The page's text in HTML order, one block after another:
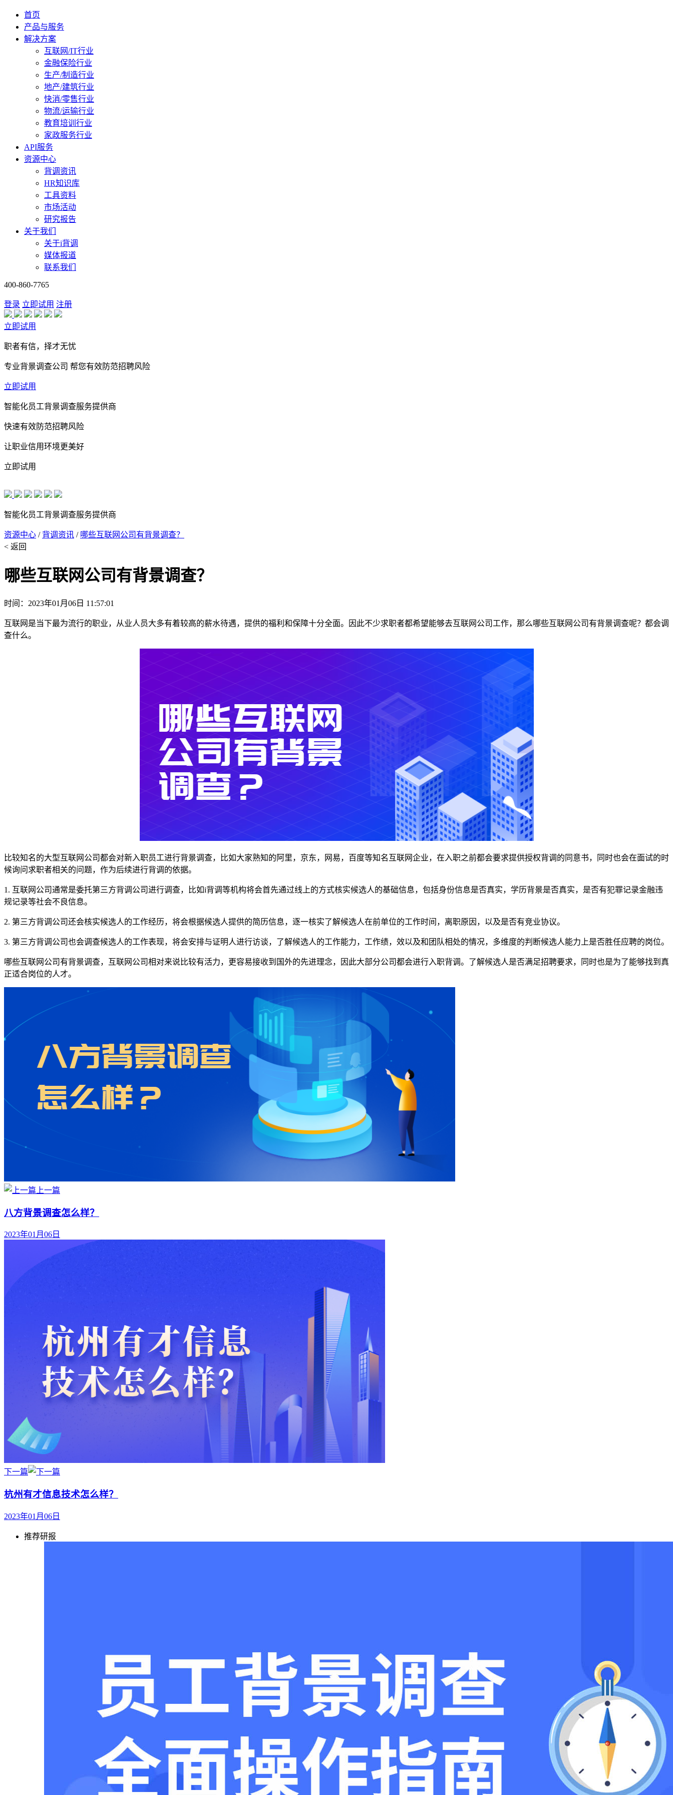
首页
产品与服务
解决方案
互联网/IT行业
金融保险行业
生产/制造行业
地产/建筑行业
快消/零售行业
物流/运输行业
教育培训行业
家政服务行业
API服务
资源中心
背调资讯
HR知识库
工具资料
市场活动
研究报告
关于我们
关于i背调
媒体报道
联系我们
400-860-7765
登录 立即试用 注册
立即试用
职者有信，择才无忧
专业背景调查公司 帮您有效防范招聘风险
立即试用
智能化员工背景调查服务提供商
快速有效防范招聘风险
让职业信用环境更美好
立即试用
智能化员工背景调查服务提供商
资源中心 / 背调资讯 / 哪些互联网公司有背景调查？
< 返回
哪些互联网公司有背景调查？
时间：2023年01月06日 11:57:01
互联网是当下最为流行的职业，从业人员大多有着较高的薪水待遇，提供的福利和保障十分全面。因此不少求职者都希望能够去互联网公司工作，那么哪些互联网公司有背景调查呢？都会调
查什么。
比较知名的大型互联网公司都会对新入职员工进行背景调查，比如大家熟知的阿里，京东，网易，百度等知名互联网企业，在入职之前都会要求提供授权背调的同意书，同时也会在面试的时
候询问求职者相关的问题，作为后续进行背调的依据。
1. 互联网公司通常是委托第三方背调公司进行调查，比如i背调等机构将会首先通过线上的方式核实候选人的基础信息，包括身份信息是否真实，学历背景是否真实，是否有犯罪记录金融违
规记录等社会不良信息。
2. 第三方背调公司还会核实候选人的工作经历，将会根据候选人提供的简历信息，逐一核实了解候选人在前单位的工作时间，离职原因，以及是否有竞业协议。
3. 第三方背调公司也会调查候选人的工作表现，将会安排与证明人进行访谈，了解候选人的工作能力，工作绩，效以及和团队相处的情况，多维度的判断候选人能力上是否胜任应聘的岗位。
哪些互联网公司有背景调查，互联网公司相对来说比较有活力，更容易接收到国外的先进理念，因此大部分公司都会进行入职背调。了解候选人是否满足招聘要求，同时也是为了能够找到真
正适合岗位的人才。
上一篇
八方背景调查怎么样？
2023年01月06日
下一篇
杭州有才信息技术怎么样？
2023年01月06日
推荐研报